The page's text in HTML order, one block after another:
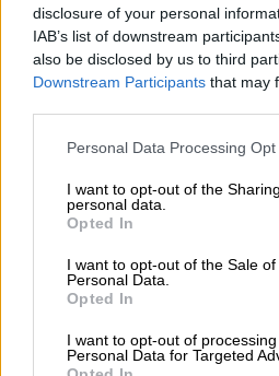
disclosure of your personal
IAB’s list of downstream
also be disclosed by us to third
Downstream Participants that may
Please note that this website/app
not limited to your visit or usage
grant or deny consent to Google
use your data for below specified
consent section.
Personal Data Processing
I want to opt-out of the
personal data.
Opted In
I want to opt-out of the Sale of
Personal Data.
Opted In
I want to opt-out of
Personal Data for Targeted
Το αίτημα αυτό έχει
Ομοσπονδία
Εκπαίδευσης λέγοντας
ύλης είναι αναγκαία και
δώσουν Πανελλαδικές
εξετάσεις στο Λύκειο,
προηγούμενα χρόνια
προαγωγικές. Από την
υπουργείο Παιδείας
είναι αρνητικό στη